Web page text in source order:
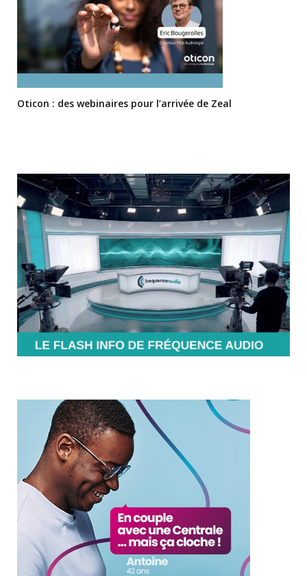
Oticon : des webinaires pour l’arrivée de Zeal